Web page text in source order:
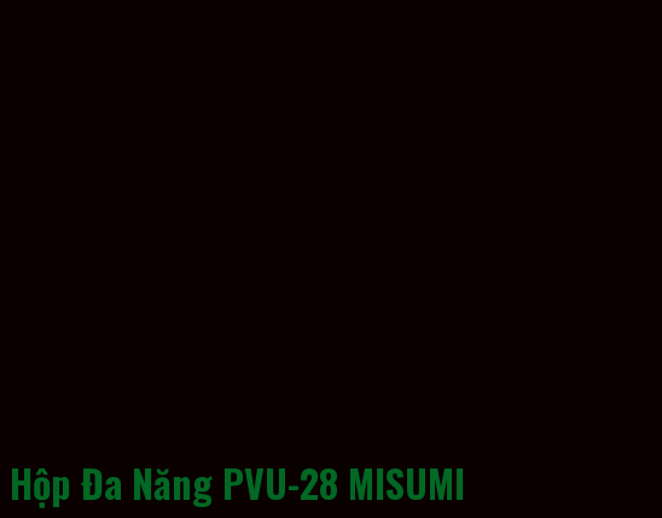
Hộp Đa Năng PVU-28 MISUMI